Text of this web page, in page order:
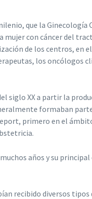
que la Ginecología
mujer con cáncer del
de los centros, en
los oncólogos
siglo XX a partir la
formaban
primero en el
años y su
recibido diversos